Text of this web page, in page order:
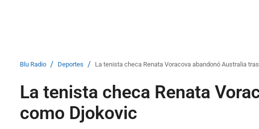
Blu Radio / Deportes / La tenista checa Renata Voracova abandonó Australia
La tenista checa Renata
como Djokovic